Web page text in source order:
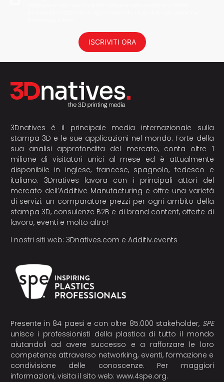
ISCRIVITI ORA
3Dnatives è il principale media internazionale sulla
stampa 3D e le sue applicazioni nel mondo. Forte della
sua analisi approfondita del mercato, conta oltre 1
milione di visitatori unici al mese ed è attualmente
disponibile in inglese, francese, spagnolo, tedesco e
italiano. 3Dnatives lavora con i principali attori del
mercato dell’Additive Manufacturing e offre una varietà
di servizi: un comparatore prezzi per ogni ambito della
stampa 3D, consulenze B2B e di brand content, offerte di
lavoro, eventi e molto altro!
I nostri siti web: 3Dnatives.com e Additiv.events
Presente in 84 paesi e con oltre 85.000 stakeholder, SPE
unisce i professionisti della plastica di tutto il mondo
aiutandoli ad avere successo e a rafforzare le loro
competenze attraverso networking, eventi, formazione e
condivisione delle conoscenze. Per maggiori
informazioni, visita il sito web: www.4spe.org.